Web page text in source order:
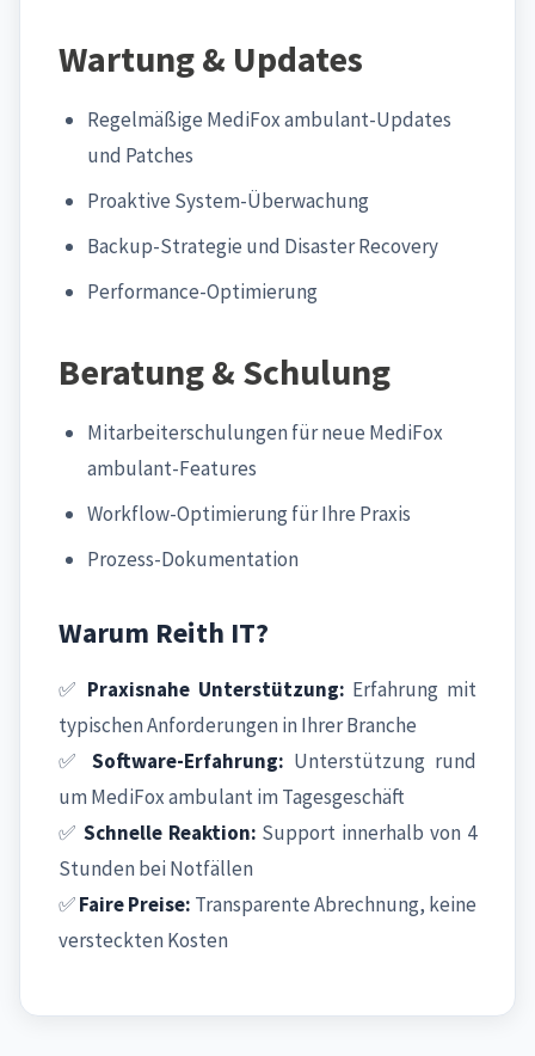
Wartung & Updates
Regelmäßige MediFox ambulant-Updates
und Patches
Proaktive System-Überwachung
Backup-Strategie und Disaster Recovery
Performance-Optimierung
Beratung & Schulung
Mitarbeiterschulungen für neue MediFox
ambulant-Features
Workflow-Optimierung für Ihre Praxis
Prozess-Dokumentation
Warum Reith IT?
✅ Praxisnahe Unterstützung: Erfahrung mit
typischen Anforderungen in Ihrer Branche
✅ Software-Erfahrung: Unterstützung rund
um MediFox ambulant im Tagesgeschäft
✅ Schnelle Reaktion: Support innerhalb von 4
Stunden bei Notfällen
✅Faire Preise: Transparente Abrechnung, keine
versteckten Kosten